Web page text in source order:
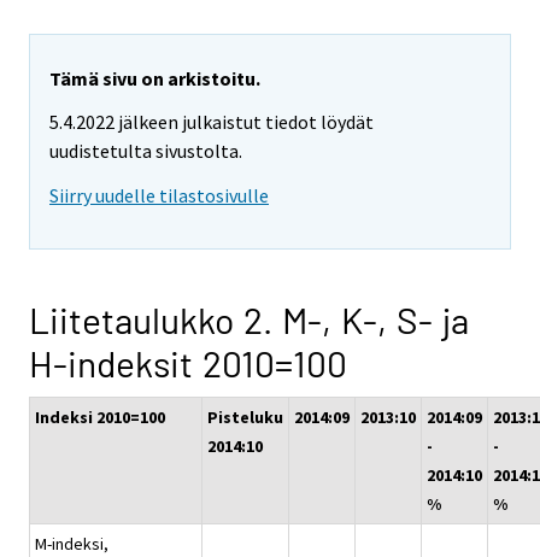
Tämä sivu on arkistoitu.
5.4.2022 jälkeen julkaistut tiedot löydät
uudistetulta sivustolta.
Siirry uudelle tilastosivulle
Liitetaulukko 2. M-, K-, S- ja
H-indeksit 2010=100
Indeksi 2010=100
Pisteluku
2014:10
2014:09 2013:10 2014:09
-
2014:10
%
-
%
M-indeksi,